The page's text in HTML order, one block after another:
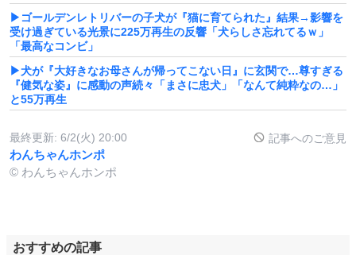
▶ゴールデンレトリバーの子犬が『猫に育てられた』結果→影響を
受け過ぎている光景に225万再生の反響「犬らしさ忘れてるｗ」
「最高なコンビ」
▶犬が『大好きなお母さんが帰ってこない日』に玄関で…尊すぎる
『健気な姿』に感動の声続々「まさに忠犬」「なんて純粋なの…」
と55万再生
最終更新: 6/2(火) 20:00 記事へのご意見
わんちゃんホンポ
© わんちゃんホンポ
おすすめの記事